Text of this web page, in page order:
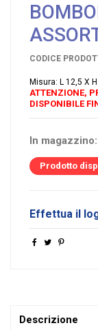
CODICE
Misura: L 12,5 X
ATTENZIONE,
DISPONIBILE
In magazzino:
Prodotto
Effettua il
Descrizione